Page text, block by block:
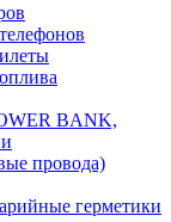
BANK,
провода)
герметики